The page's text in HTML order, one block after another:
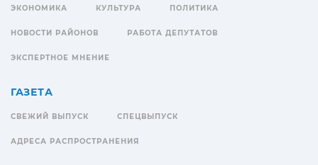
ЭКОНОМИКА КУЛЬТУРА ПОЛИТИКА
НОВОСТИ РАЙОНОВ РАБОТА ДЕПУТАТОВ
ЭКСПЕРТНОЕ МНЕНИЕ
ГАЗЕТА
СВЕЖИЙ ВЫПУСК СПЕЦВЫПУСК
АДРЕСА РАСПРОСТРАНЕНИЯ